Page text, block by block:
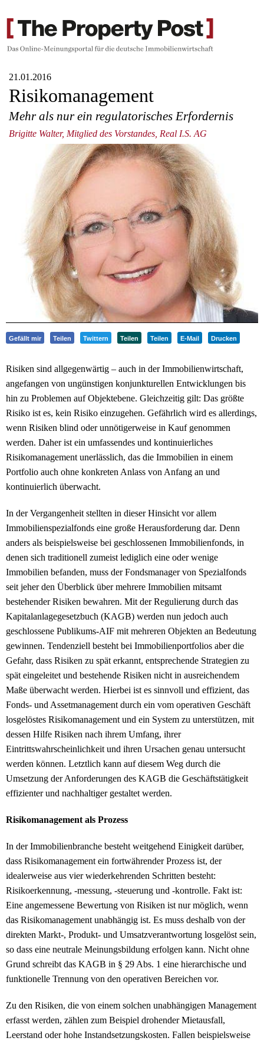
21.01.2016
Risikomanagement
Mehr als nur ein regulatorisches Erfordernis
Brigitte Walter, Mitglied des Vorstandes, Real I.S. AG
Gefällt mir Teilen Twittern Teilen Teilen E-Mail Drucken
Risiken sind allgegenwärtig – auch in der Immobilienwirtschaft,
angefangen von ungünstigen konjunkturellen Entwicklungen bis
hin zu Problemen auf Objektebene. Gleichzeitig gilt: Das größte
Risiko ist es, kein Risiko einzugehen. Gefährlich wird es allerdings,
wenn Risiken blind oder unnötigerweise in Kauf genommen
werden. Daher ist ein umfassendes und kontinuierliches
Risikomanagement unerlässlich, das die Immobilien in einem
Portfolio auch ohne konkreten Anlass von Anfang an und
kontinuierlich überwacht.
In der Vergangenheit stellten in dieser Hinsicht vor allem
Immobilienspezialfonds eine große Herausforderung dar. Denn
anders als beispielsweise bei geschlossenen Immobilienfonds, in
denen sich traditionell zumeist lediglich eine oder wenige
Immobilien befanden, muss der Fondsmanager von Spezialfonds
seit jeher den Überblick über mehrere Immobilien mitsamt
bestehender Risiken bewahren. Mit der Regulierung durch das
Kapitalanlagegesetzbuch (KAGB) werden nun jedoch auch
geschlossene Publikums-AIF mit mehreren Objekten an Bedeutung
gewinnen. Tendenziell besteht bei Immobilienportfolios aber die
Gefahr, dass Risiken zu spät erkannt, entsprechende Strategien zu
spät eingeleitet und bestehende Risiken nicht in ausreichendem
Maße überwacht werden. Hierbei ist es sinnvoll und effizient, das
Fonds- und Assetmanagement durch ein vom operativen Geschäft
losgelöstes Risikomanagement und ein System zu unterstützen, mit
dessen Hilfe Risiken nach ihrem Umfang, ihrer
Eintrittswahrscheinlichkeit und ihren Ursachen genau untersucht
werden können. Letztlich kann auf diesem Weg durch die
Umsetzung der Anforderungen des KAGB die Geschäftstätigkeit
effizienter und nachhaltiger gestaltet werden.
Risikomanagement als Prozess
In der Immobilienbranche besteht weitgehend Einigkeit darüber,
dass Risikomanagement ein fortwährender Prozess ist, der
idealerweise aus vier wiederkehrenden Schritten besteht:
Risikoerkennung, -messung, -steuerung und -kontrolle. Fakt ist:
Eine angemessene Bewertung von Risiken ist nur möglich, wenn
das Risikomanagement unabhängig ist. Es muss deshalb von der
direkten Markt-, Produkt- und Umsatzverantwortung losgelöst sein,
so dass eine neutrale Meinungsbildung erfolgen kann. Nicht ohne
Grund schreibt das KAGB in § 29 Abs. 1 eine hierarchische und
funktionelle Trennung von den operativen Bereichen vor.
Zu den Risiken, die von einem solchen unabhängigen Management
erfasst werden, zählen zum Beispiel drohender Mietausfall,
Leerstand oder hohe Instandsetzungskosten. Fallen beispielsweise